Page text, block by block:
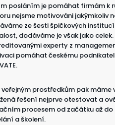
posláním je pomáhat firmám k
nejsme motivováni jakýmkoliv
ze šesti špičkových
dodáváme je však jako
experty z
pomáhat českému
veřejným prostředkům pak
řešení nejprve otestovat a
procesem od začátku až
a školení.